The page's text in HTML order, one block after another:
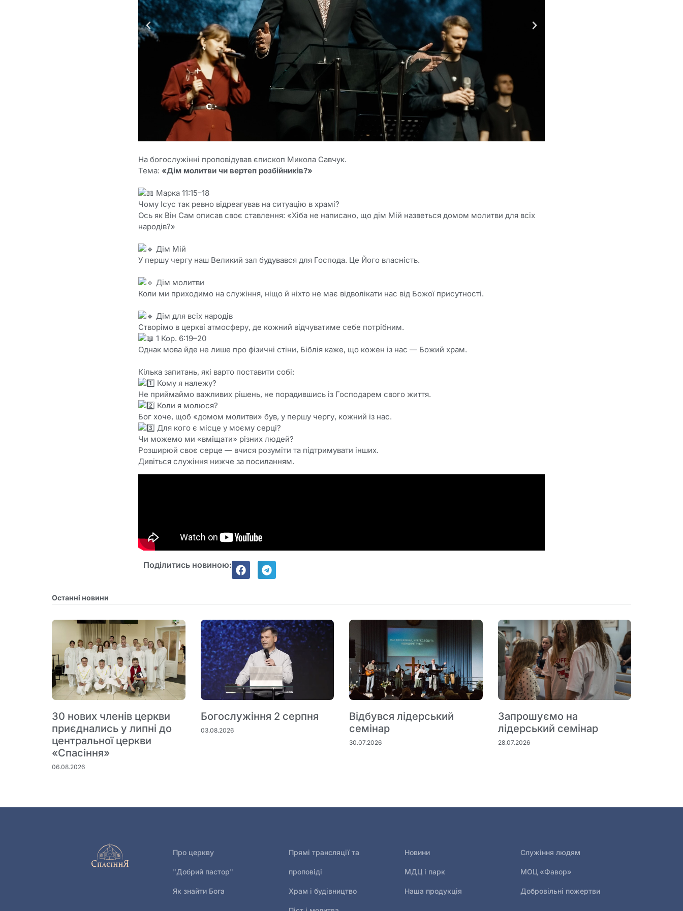
На богослужінні проповідував єпископ Микола Савчук.
Тема: «Дім молитви чи вертеп розбійників?»
Марка 11:15–18
Чому Ісус так ревно відреагував на ситуацію в храмі?
Ось як Він Сам описав своє ставлення: «Хіба не написано, що дім Мій назветься домом молитви для всіх
народів?»
Дім Мій
У першу чергу наш Великий зал будувався для Господа. Це Його власність.
Дім молитви
Коли ми приходимо на служіння, ніщо й ніхто не має відволікати нас від Божої присутності.
Дім для всіх народів
Створімо в церкві атмосферу, де кожний відчуватиме себе потрібним.
1 Кор. 6:19–20
Однак мова йде не лише про фізичні стіни, Біблія каже, що кожен із нас — Божий храм.
Кілька запитань, які варто поставити собі:
Кому я належу?
Не приймаймо важливих рішень, не порадившись із Господарем свого життя.
Коли я молюся?
Бог хоче, щоб «домом молитви» був, у першу чергу, кожний із нас.
Для кого є місце у моєму серці?
Чи можемо ми «вміщати» різних людей?
Розширюй своє серце — вчися розуміти та підтримувати інших.
Дивіться служіння нижче за посиланням.
Поділитись новиною:
Останні новини
30 нових членів церкви
приєднались у липні до
центральної церкви
«Спасіння»
06.08.2026
Богослужіння 2 серпня
03.08.2026
Відбувся лідерський
семінар
30.07.2026
Запрошуємо на
лідерський семінар
28.07.2026
Про церкву
"Добрий пастор"
Як знайти Бога
Прямі трансляції та
проповіді
Храм і будівництво
Новини
МДЦ і парк
Наша продукція
Служіння людям
МОЦ «Фавор»
Добровільні пожертви